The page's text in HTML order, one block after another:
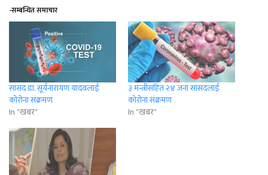
-सम्बन्धित समाचार
सांसद डा. सूर्यनारायण यादवलाई
कोरोना संक्रमण
In "खबर"
३ मन्त्रीसहित २४ जना सांसदलाई
कोरोना संक्रमण
In "खबर"